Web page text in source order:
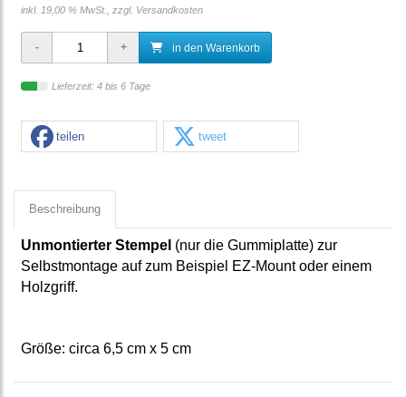
inkl. 19,00 % MwSt., zzgl. Versandkosten
in den Warenkorb
Lieferzeit: 4 bis 6 Tage
teilen tweet
Beschreibung
Unmontierter Stempel (nur die Gummiplatte) zur
Selbstmontage auf zum Beispiel EZ-Mount oder einem
Holzgriff.
Größe: circa 6,5 cm x 5 cm